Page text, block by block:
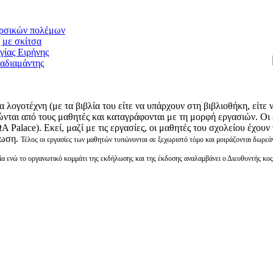
(με τα βιβλία του είτε να υπάρχουν στη βιβλιοθήκη,
από τους μαθητές και καταγράφονται με τη μορφή εργασιών.
Εκεί, μαζί με τις εργασίες, οι μαθητές του σχολείου
Τέλος οι εργασίες των μαθητών τυπώνονται σε ξεχωριστό τόμο και μοιράζονται
το οργανωτικό κομμάτι της εκδήλωσης και της έκδοσης αναλαμβάνει ο Διευθυντής